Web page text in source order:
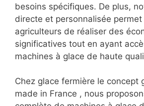
besoins spécifiques. De plus,
directe et personnalisée permet
agriculteurs de réaliser des
significatives tout en ayant
machines à glace de haute
Chez glace fermière le concept
made in France , nous